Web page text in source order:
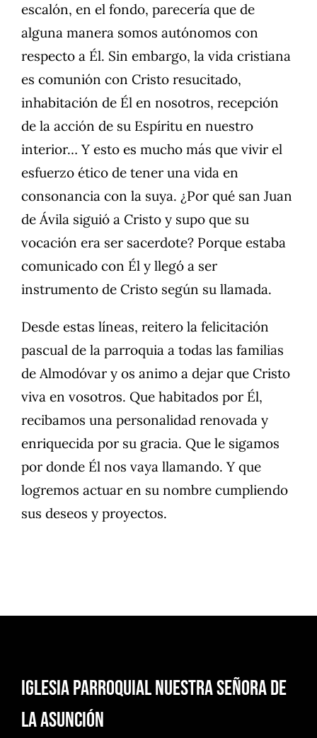
escalón, en el fondo, parecería que de
alguna manera somos autónomos con
respecto a Él. Sin embargo, la vida cristiana
es comunión con Cristo resucitado,
inhabitación de Él en nosotros, recepción
de la acción de su Espíritu en nuestro
interior… Y esto es mucho más que vivir el
esfuerzo ético de tener una vida en
consonancia con la suya. ¿Por qué san Juan
de Ávila siguió a Cristo y supo que su
vocación era ser sacerdote? Porque estaba
comunicado con Él y llegó a ser
instrumento de Cristo según su llamada.
Desde estas líneas, reitero la felicitación
pascual de la parroquia a todas las familias
de Almodóvar y os animo a dejar que Cristo
viva en vosotros. Que habitados por Él,
recibamos una personalidad renovada y
enriquecida por su gracia. Que le sigamos
por donde Él nos vaya llamando. Y que
logremos actuar en su nombre cumpliendo
sus deseos y proyectos.
Iglesia Parroquial Nuestra Señora de
la Asunción